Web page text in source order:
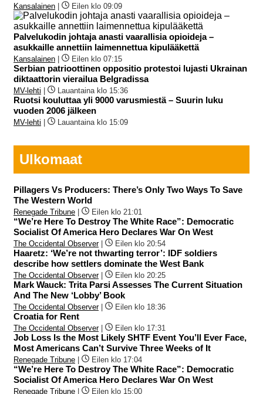
Kansalainen | Eilen klo 09:09
Palvelukodin johtaja anasti vaarallisia opioideja –
asukkaille annettiin laimennettua kipulääkettä
Kansalainen | Eilen klo 07:15
Serbian patrioottinen oppositio protestoi lujasti Ukrainan
diktaattorin vierailua Belgradissa
MV-lehti | Lauantaina klo 15:36
Ruotsi kouluttaa yli 9000 varusmiestä – Suurin luku
vuoden 2006 jälkeen
MV-lehti | Lauantaina klo 15:09
Ulkomaat
Pillagers Vs Producers: There’s Only Two Ways To Save
The Western World
Renegade Tribune Eilen klo 21:01
“We’re Here To Destroy The White Race”: Democratic
Socialist Of America Hero Declares War On West
The Occidental Observer| Eilen klo 20:54
Haaretz: ‘We’re not thwarting terror’: IDF soldiers
describe how settlers dominate the West Bank
The Occidental Observer| Eilen klo 20:25
Mark Wauck: Trita Parsi Assesses The Current Situation
And The New ‘Lobby’ Book
The Occidental Observer| Eilen klo 18:36
Croatia for Rent
The Occidental Observer| Eilen klo 17:31
Job Loss Is the Most Likely SHTF Event You’ll Ever Face,
Most Americans Can’t Survive Three Weeks of It
Renegade Tribune Eilen klo 17:04
“We’re Here To Destroy The White Race”: Democratic
Socialist Of America Hero Declares War On West
Renegade Tribune Eilen klo 15:00